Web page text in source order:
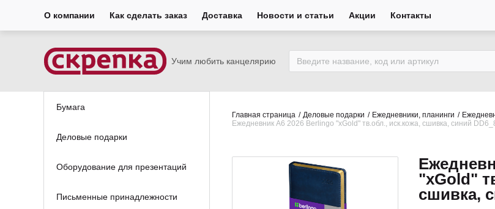
О компании Как сделать заказ Доставка Новости и статьи Акции Контакты
Учим любить канцелярию
Бумага
Деловые подарки
Оборудование для презентаций
Письменные принадлежности
Главная страница Деловые подарки Ежедневники, планинги
Ежедневник А6 2026 Berlingo "xGold" тв.обл., иск.кожа, сшивка, синий
"xGold"
сшивка,